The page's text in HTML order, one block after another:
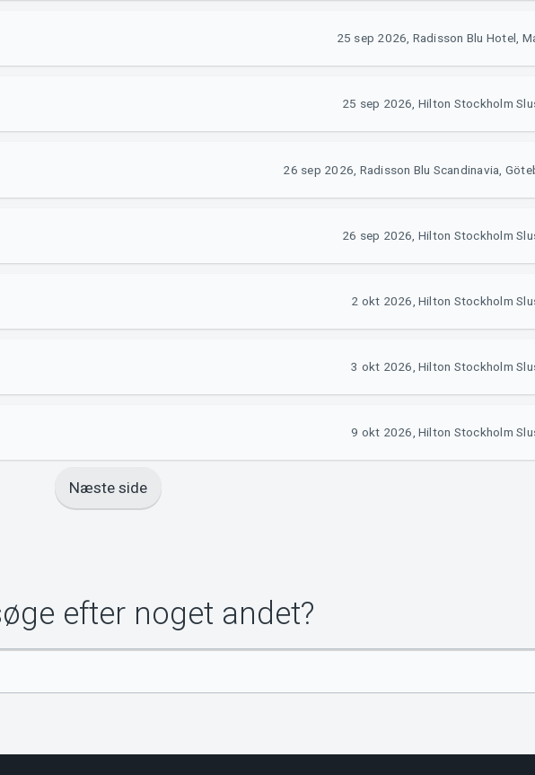
25 sep 2026, Radisson Blu Hotel,
25 sep 2026, Hilton Stockholm
26 sep 2026, Radisson Blu Scandinavia,
26 sep 2026, Hilton Stockholm
2 okt 2026, Hilton Stockholm
3 okt 2026, Hilton Stockholm
9 okt 2026, Hilton Stockholm
Næste side
efter noget andet?